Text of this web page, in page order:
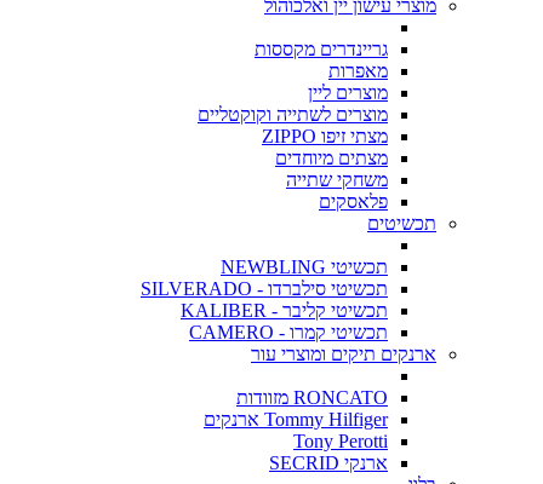
מוצרי עישון יין ואלכוהול
גריינדרים מקססות
מאפרות
מוצרים ליין
מוצרים לשתייה וקוקטליים
מצתי זיפו ZIPPO
מצתים מיוחדים
משחקי שתייה
פלאסקים
תכשיטים
תכשיטי NEWBLING
תכשיטי סילברדו - SILVERADO
תכשיטי קליבר - KALIBER
תכשיטי קמרו - CAMERO
ארנקים תיקים ומוצרי עור
RONCATO מזוודות
Tommy Hilfiger ארנקים
Tony Perotti
ארנקי SECRID